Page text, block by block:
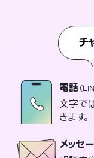
チ
電話（
文字で
きます。
メッセ